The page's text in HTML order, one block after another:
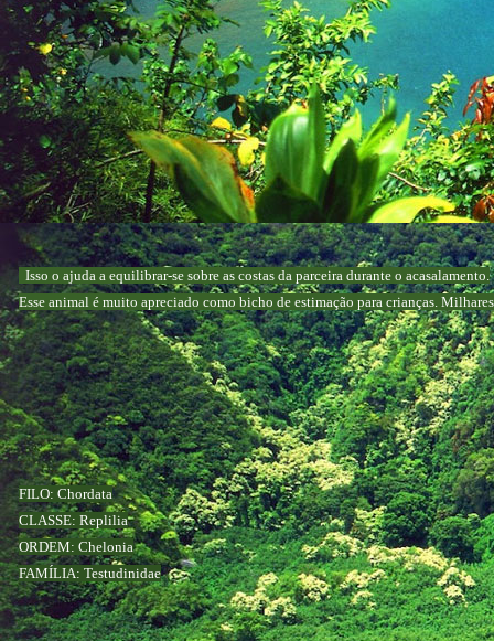
Isso o ajuda a equilibrar-se sobre as costas da parceira durante o acasalamento.
Esse animal é muito apreciado como bicho de estimação para crianças.
FILO: Chordata
CLASSE: Replilia
ORDEM: Chelonia
FAMÍLIA: Testudinidae